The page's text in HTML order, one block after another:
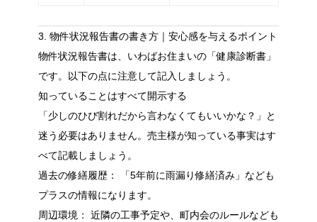
3. 物件状況報告書の書き方｜安心感を与えるポイント
物件状況報告書は、いわばお住まいの「健康診断書」
です。以下の点に注意して記入しましょう。
知っていることはすべて開示する
「少しのひび割れだから言わなくてもいいかな？」と
迷う必要はありません。売主様が知っている事実はす
べて記載しましょう。
過去の修繕履歴： 「5年前に雨漏り修繕済み」なども
プラスの情報になります。
周辺環境： 近隣の工事予定や、町内会のルールなども